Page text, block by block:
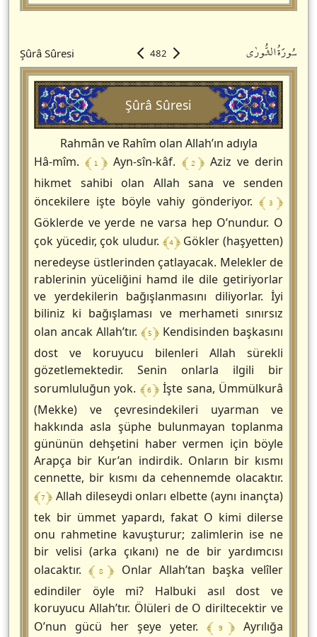
Şûrâ Sûresi 482 سُورَةُالشُّورٰى
Şûrâ Sûresi
Rahmân ve Rahîm olan Allah’ın adıyla
Hâ-mîm.﴾ 1 ﴿ Ayn-sîn-kâf. ﴾ 2 ﴿Aziz ve derin
hikmet sahibi olan Allah sana ve senden
öncekilere işte böyle vahiy gönderiyor. ﴾ 3 ﴿
Göklerde ve yerde ne varsa hep O’nundur. O
çok yücedir, çok uludur. ﴾ 4 ﴿Gökler (haşyetten)
neredeyse üstlerinden çatlayacak. Melekler de
rablerinin yüceliğini hamd ile dile getiriyorlar
ve yerdekilerin bağışlanmasını diliyorlar. İyi
biliniz ki bağışlaması ve merhameti sınırsız
olan ancak Allah’tır. ﴾ 5 ﴿ Kendisinden başkasını
dost ve koruyucu bilenleri Allah sürekli
gözetlemektedir. Senin onlarla ilgili bir
sorumluluğun yok. ﴾ 6 ﴿İşte sana, Ümmülkurâ
(Mekke) ve çevresindekileri uyarman ve
hakkında asla şüphe bulunmayan toplanma
gününün dehşetini haber vermen için böyle
Arapça bir Kur’an indirdik. Onların bir kısmı
cennette, bir kısmı da cehennemde olacaktır.
﴾ 7 ﴿Allah dileseydi onları elbette (aynı inançta)
tek bir ümmet yapardı, fakat O kimi dilerse
onu rahmetine kavuşturur; zalimlerin ise ne
bir velisi (arka çıkanı) ne de bir yardımcısı
olacaktır.﴾ 8 ﴿ Onlar Allah’tan başka velîler
edindiler öyle mi? Halbuki asıl dost ve
koruyucu Allah’tır. Ölüleri de O diriltecektir ve
O’nun gücü her şeye yeter. ﴾ 9 ﴿ Ayrılığa